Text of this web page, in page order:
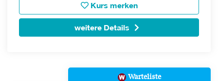
Kurs merken
weitere Details
Warteliste